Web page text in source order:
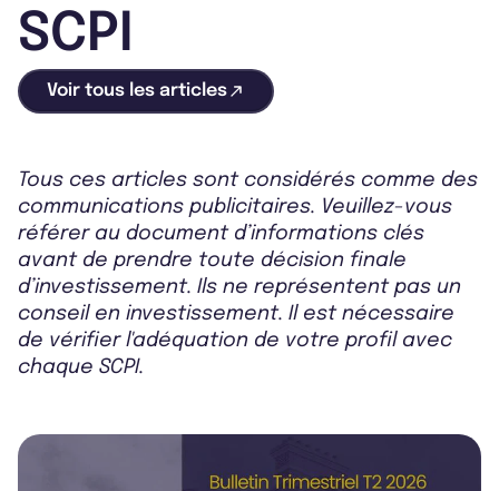
SCPI
Voir tous les articles
Tous ces articles sont considérés comme des
communications publicitaires. Veuillez-vous
référer au document d’informations clés
avant de prendre toute décision finale
d’investissement. Ils ne représentent pas un
conseil en investissement. Il est nécessaire
de vérifier l'adéquation de votre profil avec
chaque SCPI.